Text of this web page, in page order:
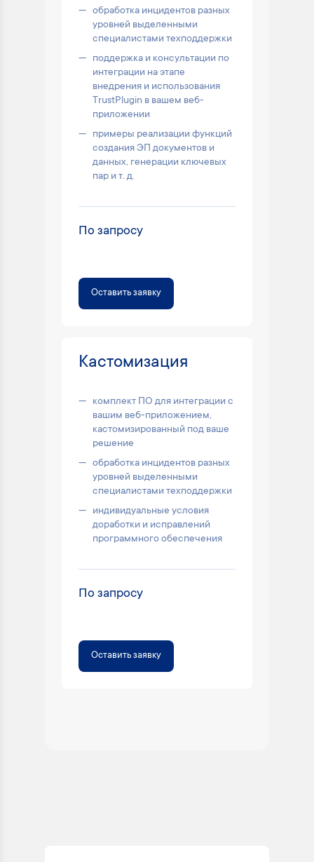
обработка инцидентов разных
уровней выделенными
специалистами техподдержки
поддержка и консультации по
интеграции на этапе
внедрения и использования
TrustPlugin в вашем веб-
приложении
примеры реализации функций
создания ЭП документов и
данных, генерации ключевых
пар и т. д.
По запросу
Оставить заявку
Кастомизация
комплект ПО для интеграции с
вашим веб-приложением,
кастомизированный под ваше
решение
обработка инцидентов разных
уровней выделенными
специалистами техподдержки
индивидуальные условия
доработки и исправлений
программного обеспечения
По запросу
Оставить заявку